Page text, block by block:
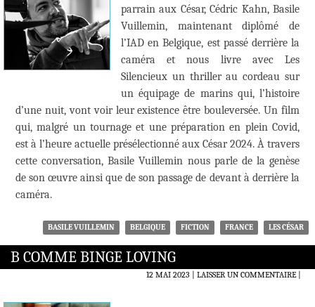
parrain aux César, Cédric Kahn, Basile
Vuillemin, maintenant diplômé de
l’IAD en Belgique, est passé derrière la
caméra et nous livre avec Les
Silencieux un thriller au cordeau sur
un équipage de marins qui, l’histoire
d’une nuit, vont voir leur existence être bouleversée. Un film
qui, malgré un tournage et une préparation en plein Covid,
est à l’heure actuelle présélectionné aux César 2024. À travers
cette conversation, Basile Vuillemin nous parle de la genèse
de son œuvre ainsi que de son passage de devant à derrière la
caméra.
BASILE VUILLEMIN BELGIQUE FICTION FRANCE LES CÉSAR
B COMME BINGE LOVING
12 MAI 2023 LAISSER UN COMMENTAIRE|